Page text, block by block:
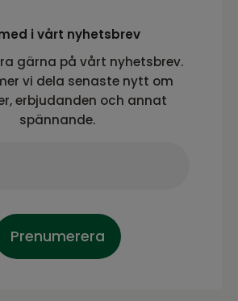
i vårt nyhetsbrev
gärna på vårt nyhetsbrev.
vi dela senaste nytt om
erbjudanden och annat
spännande.
Prenumerera